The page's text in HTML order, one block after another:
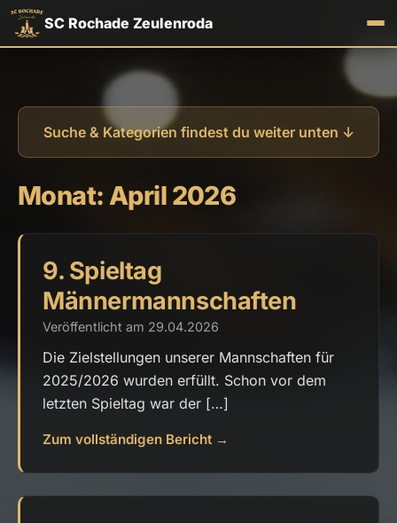
SC Rochade Zeulenroda
Suche & Kategorien findest du weiter unten ↓
Monat: April 2026
9. Spieltag
Männermannschaften
Veröffentlicht am 29.04.2026
Die Zielstellungen unserer Mannschaften für
2025/2026 wurden erfüllt. Schon vor dem
letzten Spieltag war der […]
Zum vollständigen Bericht →